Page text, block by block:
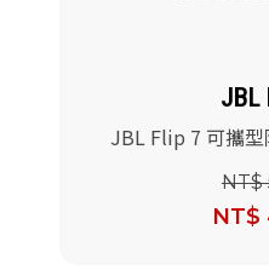
JBL
JBL Flip 7 可攜
NT$
NT$